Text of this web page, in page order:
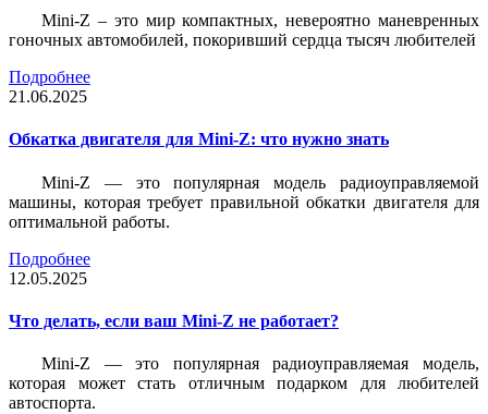
Mini-Z – это мир компактных, невероятно маневренных
гоночных автомобилей, покоривший сердца тысяч любителей
Подробнее
21.06.2025
Обкатка двигателя для Mini-Z: что нужно знать
Mini-Z — это популярная модель радиоуправляемой
машины, которая требует правильной обкатки двигателя для
оптимальной работы.
Подробнее
12.05.2025
Что делать, если ваш Mini-Z не работает?
Mini-Z — это популярная радиоуправляемая модель,
которая может стать отличным подарком для любителей
автоспорта.